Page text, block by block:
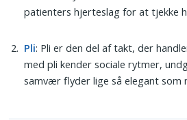
patienters hjerteslag for at tjekke
Pli: Pli er den del af takt, der
med pli kender sociale rytmer,
samvær flyder lige så elegant som